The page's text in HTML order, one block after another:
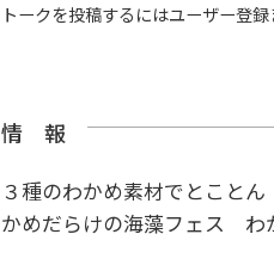
トークを投稿するにはユーザー登
情 報
３種のわかめ素材でとこと
かめだらけの海藻フェス わ